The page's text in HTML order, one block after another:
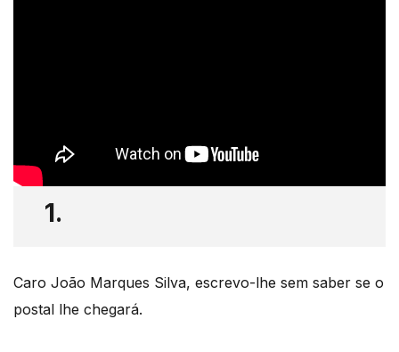
1.
Caro João Marques Silva, escrevo-lhe sem saber se o
postal lhe chegará.